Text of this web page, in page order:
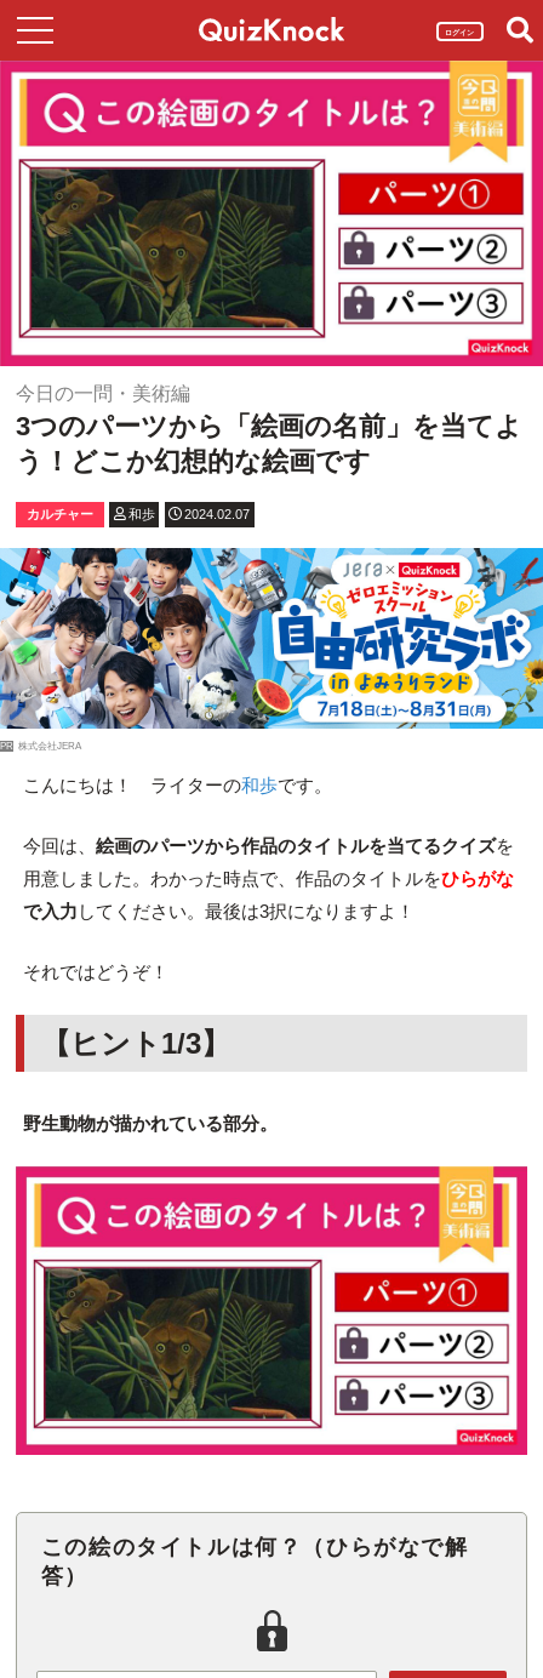
ログイン
今日の一問・美術編
3つのパーツから「絵画の名前」を当てよ
う！どこか幻想的な絵画です
カルチャー 和歩 2024.02.07
PR 株式会社JERA
こんにちは！ ライターの和歩です。
今回は、 絵画のパーツから作品のタイトルを当てるクイズを
用意しました。わかった時点で、作品のタイトルをひらがな
で入力 してください。最後は3択になりますよ！
それではどうぞ！
【ヒント1/3】
野生動物が描かれている部分。
この絵のタイトルは何？（ひらがなで解
答）